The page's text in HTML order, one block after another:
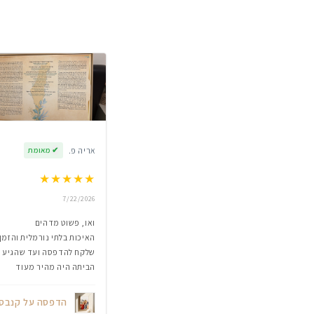
אריה פ. ✔ מאומת
★★★★★
7/22/2026
ואו, פשוט מדהים
האיכות בלתי נורמלית
שלקח להדפסה ועד שהגיע
הביתה היה מהיר מעוד
הדפסה על